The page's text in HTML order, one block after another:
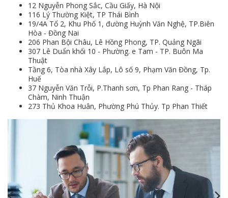
12 Nguyễn Phong Sắc, Cầu Giấy, Hà Nội
116 Lý Thường Kiệt, TP Thái Bình
19/4A Tổ 2, Khu Phố 1, đường Huỳnh Văn Nghệ, TP.Biên
Hòa - Đồng Nai
206 Phan Bội Châu, Lê Hồng Phong, TP. Quảng Ngãi
307 Lê Duẩn khối 10 - Phường. e Tam - TP. Buôn Ma
Thuật
Tầng 6, Tòa nhà Xây Lắp, Lô số 9, Phạm Văn Đồng, Tp.
Huế
37 Nguyễn Văn Trỗi, P.Thanh sơn, Tp Phan Rang - Tháp
Chàm, Ninh Thuận
273 Thủ Khoa Huân, Phường Phú Thủy. Tp Phan Thiết